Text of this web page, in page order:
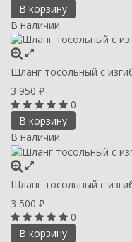
В корзину
В наличии
Шланг тосольный с
3 950 ₽
0
В корзину
В наличии
Шланг тосольный с
3 500 ₽
0
В корзину